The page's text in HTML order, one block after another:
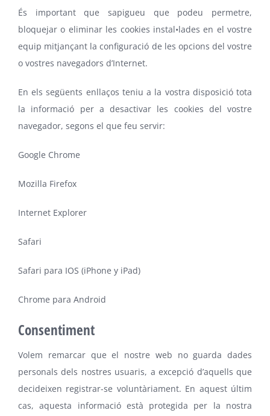
És important que sapigueu que podeu permetre,
bloquejar o eliminar les cookies instal•lades en el vostre
equip mitjançant la configuració de les opcions del vostre
o vostres navegadors d’Internet.
En els següents enllaços teniu a la vostra disposició tota
la informació per a desactivar les cookies del vostre
navegador, segons el que feu servir:
Google Chrome
Mozilla Firefox
Internet Explorer
Safari
Safari para IOS (iPhone y iPad)
Chrome para Android
Consentiment
Volem remarcar que el nostre web no guarda dades
personals dels nostres usuaris, a excepció d’aquells que
decideixen registrar-se voluntàriament. En aquest últim
cas, aquesta informació està protegida per la nostra